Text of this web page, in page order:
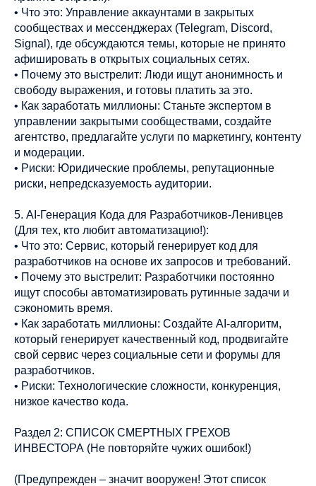
• Что это: Управление аккаунтами в закрытых
сообществах и мессенджерах (Telegram, Discord,
Signal), где обсуждаются темы, которые не принято
афишировать в открытых социальных сетях.
• Почему это выстрелит: Люди ищут анонимность и
свободу выражения, и готовы платить за это.
• Как заработать миллионы: Станьте экспертом в
управлении закрытыми сообществами, создайте
агентство, предлагайте услуги по маркетингу, контенту
и модерации.
• Риски: Юридические проблемы, репутационные
риски, непредсказуемость аудитории.
5. AI-Генерация Кода для Разработчиков-Ленивцев
(Для тех, кто любит автоматизацию!):
• Что это: Сервис, который генерирует код для
разработчиков на основе их запросов и требований.
• Почему это выстрелит: Разработчики постоянно
ищут способы автоматизировать рутинные задачи и
сэкономить время.
• Как заработать миллионы: Создайте AI-алгоритм,
который генерирует качественный код, продвигайте
свой сервис через социальные сети и форумы для
разработчиков.
• Риски: Технологические сложности, конкуренция,
низкое качество кода.
Раздел 2: СПИСОК СМЕРТНЫХ ГРЕХОВ
ИНВЕСТОРА (Не повторяйте чужих ошибок!)
(Предупрежден – значит вооружен! Этот список